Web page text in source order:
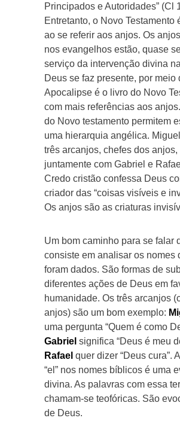
Principados e Autoridades” (Cl
Entretanto, o Novo Testamento
ao se referir aos anjos. Os
nos evangelhos estão, quase
serviço da intervenção divina
Deus se faz presente, por meio
Apocalipse é o livro do Novo
com mais referências aos
do Novo testamento permitem
uma hierarquia angélica.
três arcanjos, chefes dos anjos,
juntamente com Gabriel e
Credo cristão confessa Deus
criador das “coisas visíveis e
Os anjos são as criaturas
Um bom caminho para se falar
consiste em analisar os nomes
foram dados. São formas de
diferentes ações de Deus em
humanidade. Os três arcanjos
anjos) são um bom exemplo:
uma pergunta “Quem é como
Gabriel significa “Deus é meu
Rafael quer dizer “Deus cura”.
“el” nos nomes bíblicos é uma
divina. As palavras com essa
chamam-se teofóricas. São
de Deus.